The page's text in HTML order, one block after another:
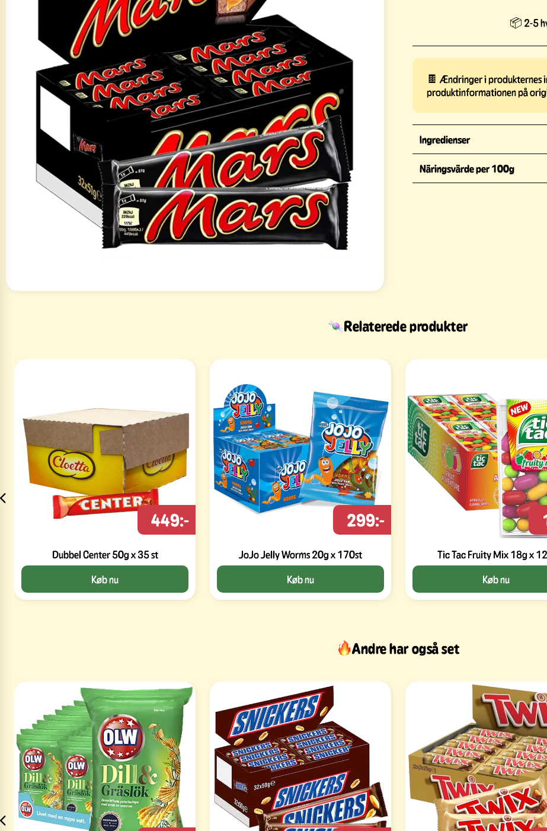
📦 2-5
🍫 Ændringer i produkternes
produktinformationen på
Ingredienser
Näringsvärde per 100g
Relaterede produkter
Dubbel Center 50g x 35 st
449:-
Køb nu
JoJo Jelly Worms 20g x 170st
299:-
Køb nu
Tic Tac Fruity Mix 18g x
Køb nu
Andre har også set